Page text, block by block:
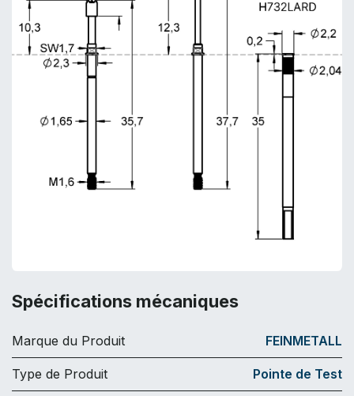
Spécifications mécaniques
Marque du Produit FEINMETALL
Type de Produit Pointe de Test